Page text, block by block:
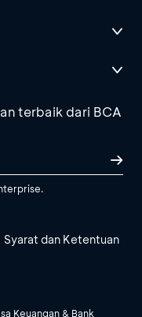
terbaik dari BCA
Syarat dan Ketentuan
Keuangan & Bank